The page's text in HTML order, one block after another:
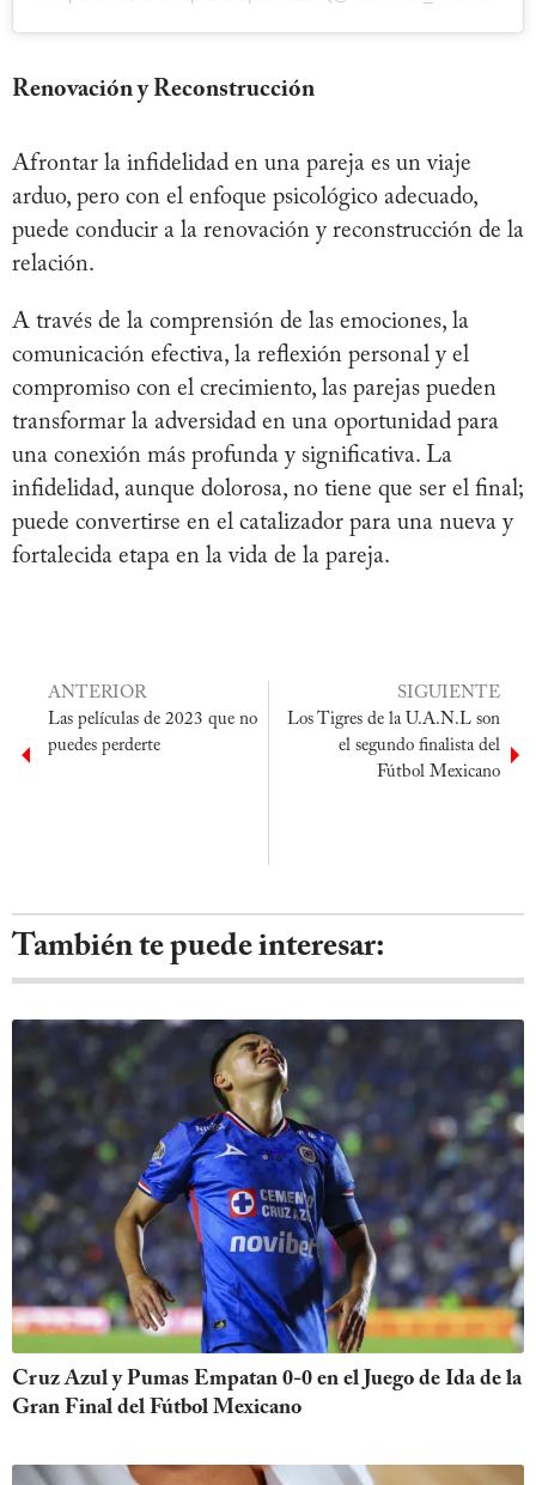
Renovación y Reconstrucción
Afrontar la infidelidad en una pareja es un viaje
arduo, pero con el enfoque psicológico adecuado,
puede conducir a la renovación y reconstrucción de la
relación.
A través de la comprensión de las emociones, la
comunicación efectiva, la reflexión personal y el
compromiso con el crecimiento, las parejas pueden
transformar la adversidad en una oportunidad para
una conexión más profunda y significativa. La
infidelidad, aunque dolorosa, no tiene que ser el final;
puede convertirse en el catalizador para una nueva y
fortalecida etapa en la vida de la pareja.
ANTERIOR
Las películas de 2023 que no
puedes perderte
SIGUIENTE
Los Tigres de la U.A.N.L son
el segundo finalista del
Fútbol Mexicano
También te puede interesar:
Cruz Azul y Pumas Empatan 0-0 en el Juego de Ida de la
Gran Final del Fútbol Mexicano